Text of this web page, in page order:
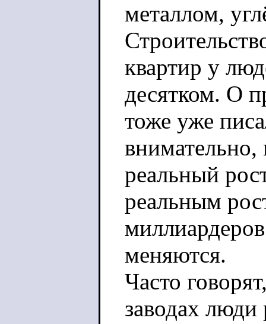
металлом,
квартир у
десятком. О
тоже уже
реальный
реальным
меняются.
Часто
заводах люди